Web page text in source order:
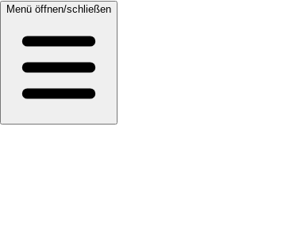
Menü öffnen/schließen